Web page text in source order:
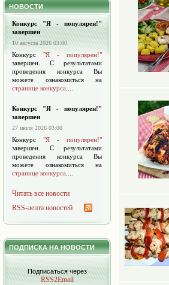
НОВОСТИ
Конкурс "Я - популярен!"
завершен
10 августа 2026 03:00
Конкурс "Я - популярен!"
завершен. С результатами
проведения конкурса Вы
можете ознакомиться на
странице конкурса
Конкурс "Я - популярен!"
завершен
27 июля 2026 03:00
Конкурс "Я - популярен!"
завершен. С результатами
проведения конкурса Вы
можете ознакомиться на
странице конкурса
Читать все новости
RSS-лента новостей
ПОДПИСКА НА НОВОСТИ
Подписаться через
RSS2Email